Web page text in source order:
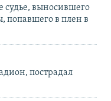
выносившего
попавшего в плен в
пострадал